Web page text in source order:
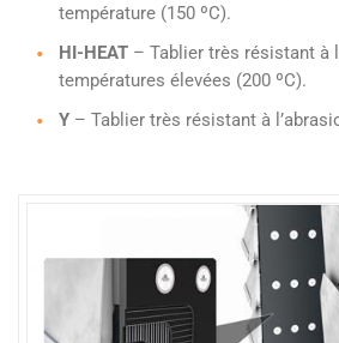
température (150 ºC).
HI-HEAT– Tablier très résistant à
températures élevées (200 ºC).
Y– Tablier très résistant à